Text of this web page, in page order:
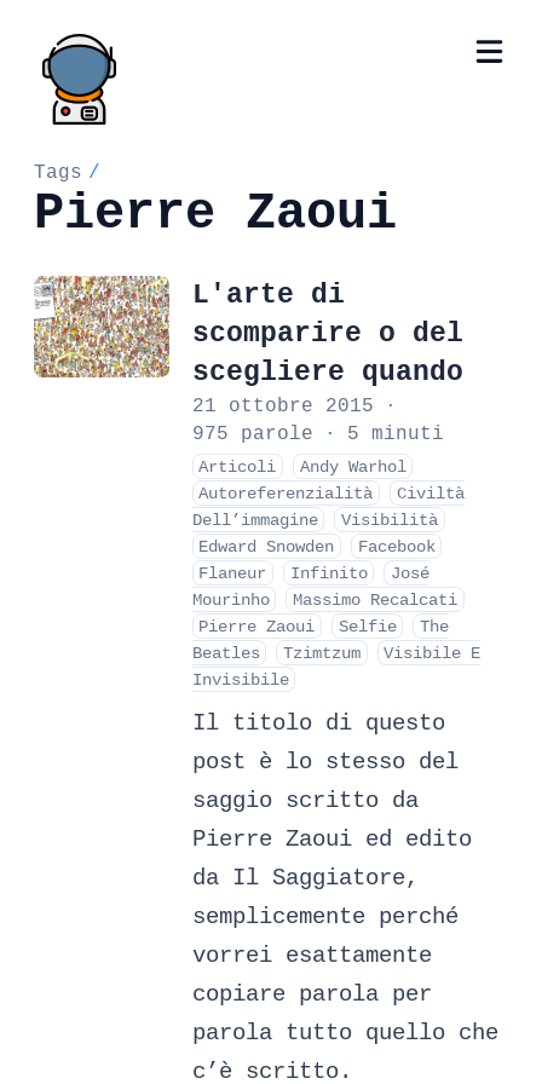
Tags /
Pierre Zaoui
L'arte di
scomparire o del
scegliere quando
21 ottobre 2015
·
975 parole
· 5 minuti
Articoli
Andy Warhol
Autoreferenzialità
Civiltà
Dell’immagine
Visibilità
Edward Snowden
Facebook
Flaneur
Infinito
José
Mourinho
Massimo Recalcati
Pierre Zaoui
Selfie
The
Beatles
Tzimtzum
Visibile E
Invisibile
Il titolo di questo
post è lo stesso del
saggio scritto da
Pierre Zaoui ed edito
da Il Saggiatore,
semplicemente perché
vorrei esattamente
copiare parola per
parola tutto quello che
c’è scritto.